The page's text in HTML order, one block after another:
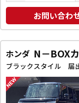
お問い合わ
ホンダ N－BOX